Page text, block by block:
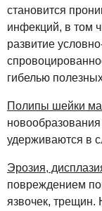
становится
инфекций, в том
развитие
гибелью
Полипы шейки
новообразования
удерживаются в
Эрозия,
повреждением
язвочек, трещин.